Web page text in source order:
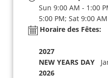
Sun 9:00 AM - 1:00
5:00 PM; Sat 9:00
Horaire des Fêtes:
2027
NEW YEARS DAY
2026